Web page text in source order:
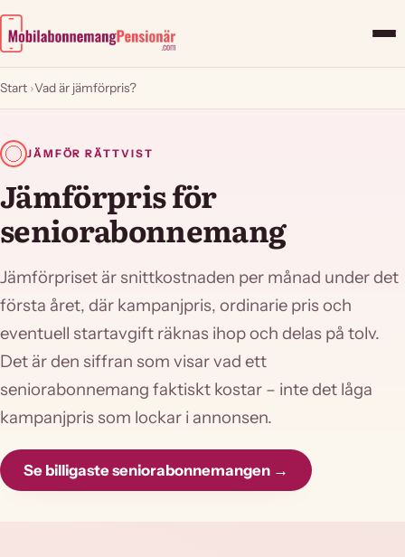
Start ›Vad är jämförpris?
JÄMFÖR RÄTTVIST
Jämförpris för
seniorabonnemang
Jämförpriset är snittkostnaden per månad under det
första året, där kampanjpris, ordinarie pris och
eventuell startavgift räknas ihop och delas på tolv.
Det är den siffran som visar vad ett
seniorabonnemang faktiskt kostar – inte det låga
kampanjpris som lockar i annonsen.
Se billigaste seniorabonnemangen →